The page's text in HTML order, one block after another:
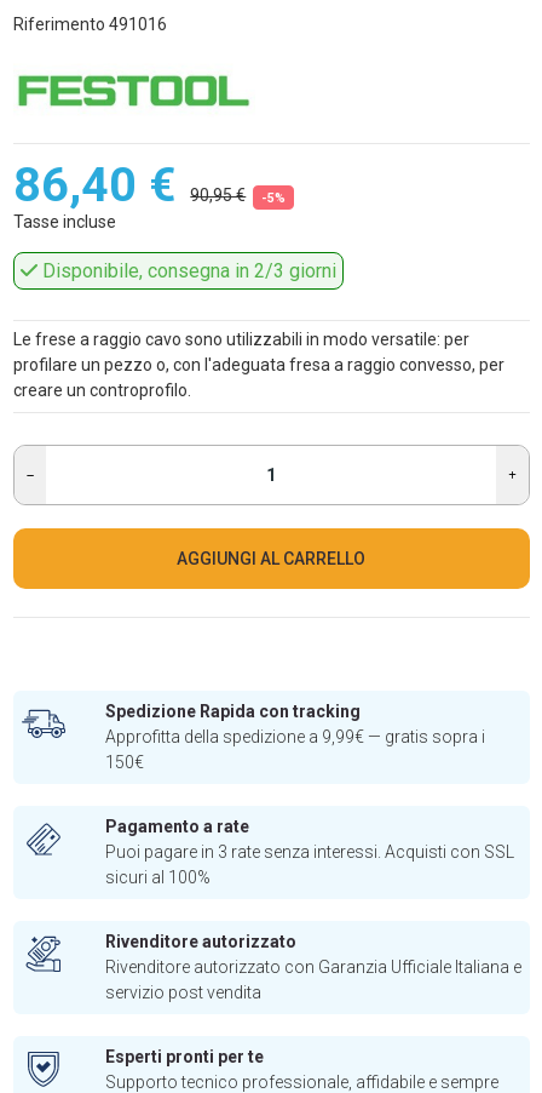
Riferimento 491016
86,40 € 90,95 € -5%
Tasse incluse
Disponibile, consegna in 2/3 giorni
Le frese a raggio cavo sono utilizzabili in modo versatile: per
profilare un pezzo o, con l'adeguata fresa a raggio convesso, per
creare un controprofilo.
AGGIUNGI AL CARRELLO
Spedizione Rapida con tracking
Approfitta della spedizione a 9,99€ — gratis sopra i
150€
Pagamento a rate
Puoi pagare in 3 rate senza interessi. Acquisti con SSL
sicuri al 100%
Rivenditore autorizzato
Rivenditore autorizzato con Garanzia Ufficiale Italiana e
servizio post vendita
Esperti pronti per te
Supporto tecnico professionale, affidabile e sempre